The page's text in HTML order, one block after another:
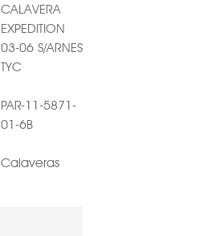
CALAVERA
EXPEDITION
03-06 S/ARNES
TYC
PAR-11-5871-
01-6B
Calaveras